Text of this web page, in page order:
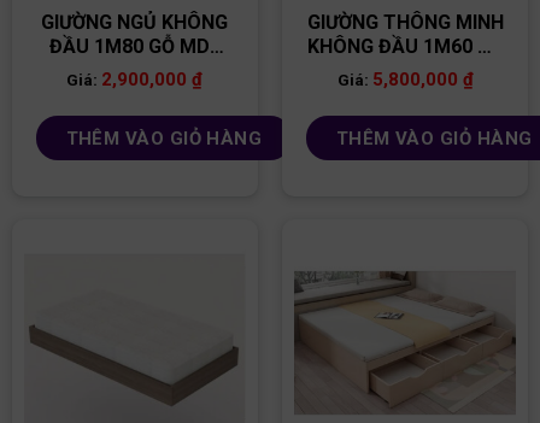
GIƯỜNG NGỦ KHÔNG
ĐẦU 1M80 GỖ MDF
GN75
Giá: 2,900,000₫
THÊM VÀO GIỎ HÀNG
GIƯỜNG THÔNG MINH
KHÔNG ĐẦU 1M60 GỖ
MDF GN76
Giá: 5,800,000 ₫
THÊM VÀO GIỎ HÀNG